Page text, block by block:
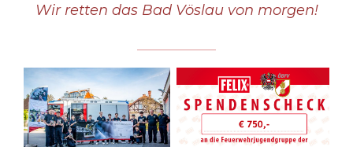
Wir retten das Bad Vöslau von morgen!